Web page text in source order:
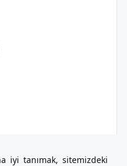
iyi tanımak, sitemizdeki